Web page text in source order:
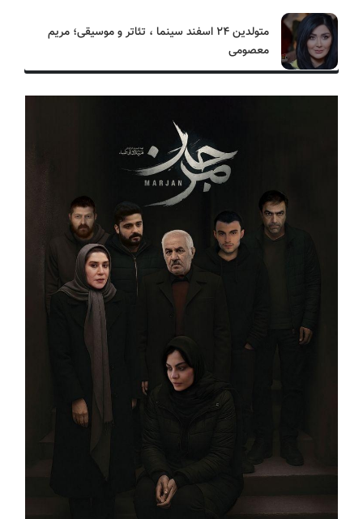
متولدین ۲۴ اسفند سینما ، تئاتر و موسیقی؛ مریم
معصومی